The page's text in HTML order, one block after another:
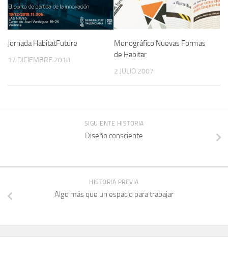
Jornada HabitatFuture
17 DICIEMBRE 2018
Monográfico Nuevas Formas
de Habitar
2 JULIO 2007
SIGUIENTE HISTORIA
Diseño consciente
HISTORIA PREVIA
Algo más que un espacio para trabajar